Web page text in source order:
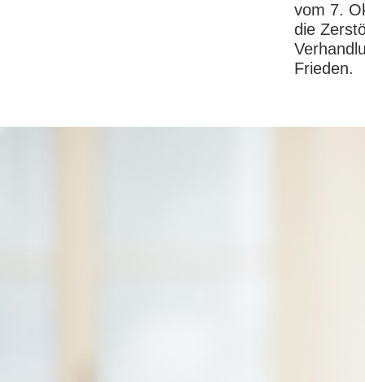
vom 7.
die
Frieden.